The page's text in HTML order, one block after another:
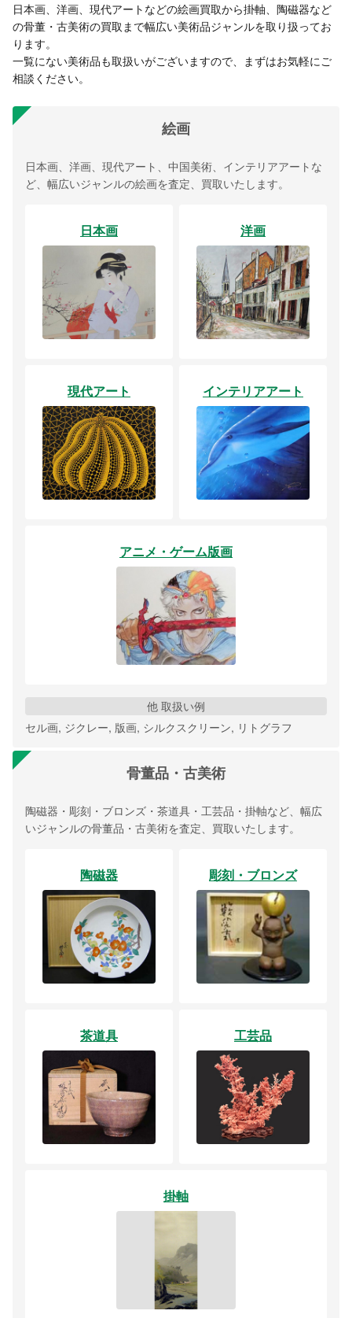
日本画、洋画、現代アートなどの絵画買取から掛軸、陶磁器など
の骨董・古美術の買取まで幅広い美術品ジャンルを取り扱ってお
ります。
一覧にない美術品も取扱いがございますので、まずはお気軽にご
相談ください。
絵画
日本画、洋画、現代アート、中国美術、インテリアアートな
ど、幅広いジャンルの絵画を査定、買取いたします。
日本画 洋画
現代アート インテリアアート
アニメ・ゲーム版画
他 取扱い例
セル画, ジクレー, 版画, シルクスクリーン, リトグラフ
骨董品・古美術
陶磁器・彫刻・ブロンズ・茶道具・工芸品・掛軸など、幅広
いジャンルの骨董品・古美術を査定、買取いたします。
陶磁器 彫刻・ブロンズ
茶道具 工芸品
掛軸